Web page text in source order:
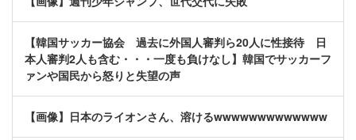
【韓国サッカー協会 過去に外国人審判ら20人に性接待 日
本人審判2人も含む・・・一度も負けなし】韓国でサッカーフ
ァンや国民から怒りと失望の声
【画像】日本のライオンさん、溶けるwwwwwwwwwwwww